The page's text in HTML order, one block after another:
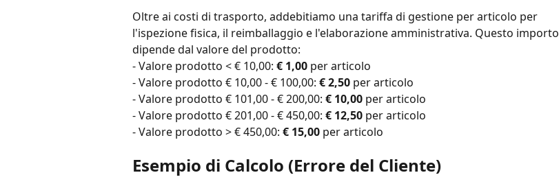
Oltre ai costi di trasporto, addebitiamo una tariffa di gestione per articolo per
l'ispezione fisica, il reimballaggio e l'elaborazione amministrativa. Questo importo
dipende dal valore del prodotto:
- Valore prodotto < € 10,00: € 1,00 per articolo
- Valore prodotto € 10,00 - € 100,00: € 2,50 per articolo
- Valore prodotto € 101,00 - € 200,00: € 10,00 per articolo
- Valore prodotto € 201,00 - € 450,00: € 12,50 per articolo
- Valore prodotto > € 450,00: € 15,00 per articolo
Esempio di Calcolo (Errore del Cliente)